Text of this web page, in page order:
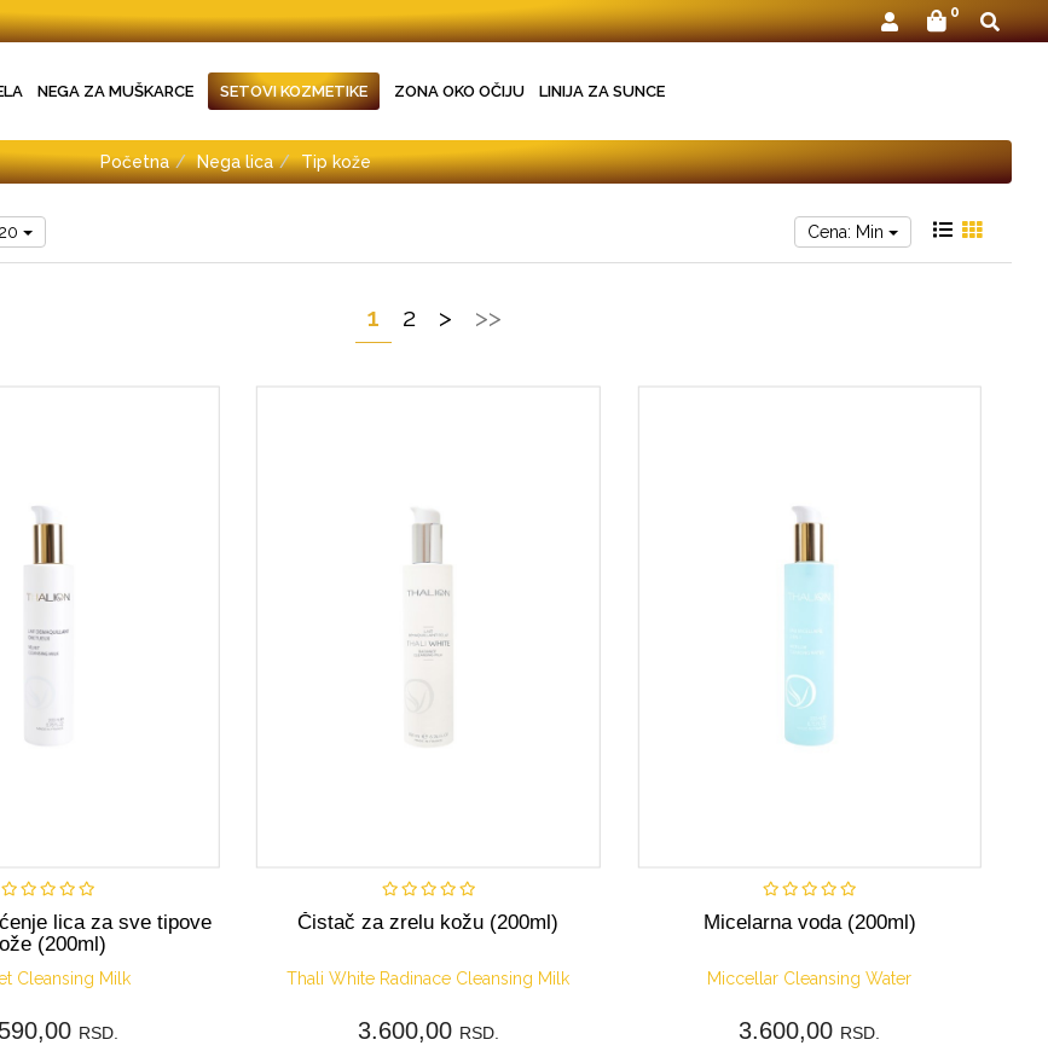
0
NEGA ZA MUŠKARCE SETOVI KOZMETIKE ZONA OKO OČIJU LINIJA ZA SUNCE
Početna Nega lica Tip kože
20 Cena: Min
1 2 > >>
lica za sve tipove
(200ml)
Cleansing Milk
RSD.
Čistač za zrelu kožu (200ml)
Thali White Radinace Cleansing Milk
3.600,00 RSD.
Micelarna voda (200ml)
Miccellar Cleansing Water
3.600,00 RSD.